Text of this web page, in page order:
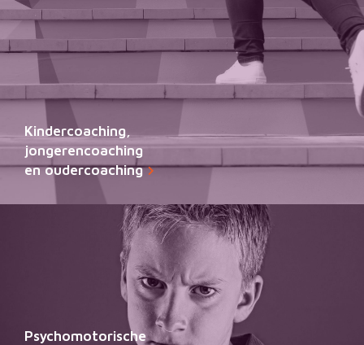
Kindercoaching,
jongerencoaching
en oudercoaching
Psychomotorische